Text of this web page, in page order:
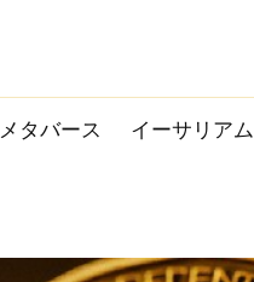
メタバース イーサリアム